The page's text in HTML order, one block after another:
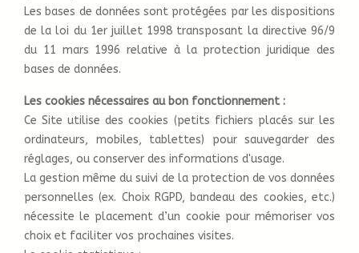
Les bases de données sont protégées par les dispositions
de la loi du 1er juillet 1998 transposant la directive 96/9
du 11 mars 1996 relative à la protection juridique des
bases de données.
Les cookies nécessaires au bon fonctionnement :
Ce Site utilise des cookies (petits fichiers placés sur les
ordinateurs, mobiles, tablettes) pour sauvegarder des
réglages, ou conserver des informations d'usage.
La gestion même du suivi de la protection de vos données
personnelles (ex. Choix RGPD, bandeau des cookies, etc.)
nécessite le placement d’un cookie pour mémoriser vos
choix et faciliter vos prochaines visites.